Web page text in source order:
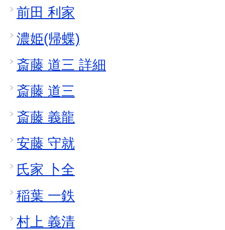
前田 利家
濃姫(帰蝶)
斎藤 道三 詳細
斎藤 道三
斎藤 義龍
安藤 守就
氏家 卜全
稲葉 一鉄
村上 義清